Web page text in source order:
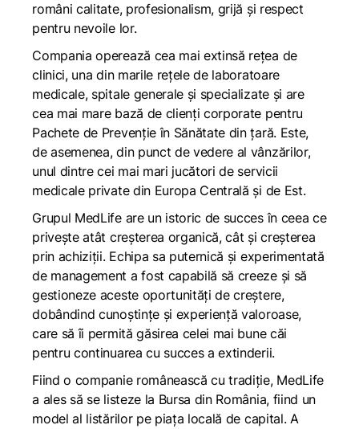
români calitate, profesionalism, grijă și respect
pentru nevoile lor.
Compania operează cea mai extinsă reţea de
clinici, una din marile reţele de laboratoare
medicale, spitale generale şi specializate şi are
cea mai mare bază de clienţi corporate pentru
Pachete de Prevenţie în Sănătate din țară. Este,
de asemenea, din punct de vedere al vânzărilor,
unul dintre cei mai mari jucători de servicii
medicale private din Europa Centrală și de Est.
Grupul MedLife are un istoric de succes în ceea ce
privește atât creșterea organică, cât și creșterea
prin achiziții. Echipa sa puternică și experimentată
de management a fost capabilă să creeze și să
gestioneze aceste oportunități de creștere,
dobândind cunoștințe și experiență valoroase,
care să îi permită găsirea celei mai bune căi
pentru continuarea cu succes a extinderii.
Fiind o companie românească cu tradiție, MedLife
a ales să se listeze la Bursa din România, fiind un
model al listărilor pe piața locală de capital. A